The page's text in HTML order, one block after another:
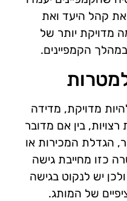
קהל היעד ואת
מדויקת יותר של
הקמפיינים.
מדויקת, מדידה
רצויות, בין אם מדובר
הגדלת המכירות או
כזו מחייבת גישה
יש לנקוט בגישה
של המותג.